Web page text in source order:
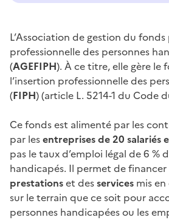
L’Association de gestion du
professionnelle des personnes
(AGEFIPH). À ce titre, elle gère le
l’insertion professionnelle des
(FIPH) (article L. 5214-1 du Code
Ce fonds est alimenté par les
par lesentreprises de 20 salariés
pas le taux d’emploi légal de 6 %
handicapés. Il permet de financer
prestationset desservices mis
sur le terrain que ce soit pour
personnes handicapées ou les